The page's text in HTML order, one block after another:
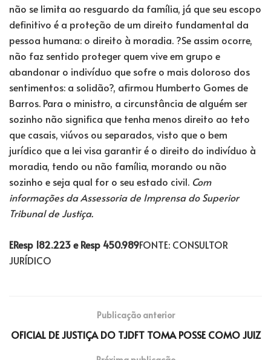
não se limita ao resguardo da família, já que seu escopo
definitivo é a proteção de um direito fundamental da
pessoa humana: o direito à moradia. ?Se assim ocorre,
não faz sentido proteger quem vive em grupo e
abandonar o indivíduo que sofre o mais doloroso dos
sentimentos: a solidão?, afirmou Humberto Gomes de
Barros. Para o ministro, a circunstância de alguém ser
sozinho não significa que tenha menos direito ao teto
que casais, viúvos ou separados, visto que o bem
jurídico que a lei visa garantir é o direito do indivíduo à
moradia, tendo ou não família, morando ou não
sozinho e seja qual for o seu estado civil. Com
informações da Assessoria de Imprensa do Superior
Tribunal de Justiça.
EResp 182.223 e Resp 450.989FONTE: CONSULTOR
JURÍDICO
Publicação anterior
OFICIAL DE JUSTIÇA DO TJDFT TOMA POSSE COMO JUIZ